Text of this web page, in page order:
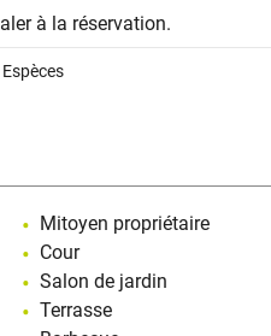
à la réservation.
Espèces
Mitoyen propriétaire
Cour
Salon de jardin
Terrasse